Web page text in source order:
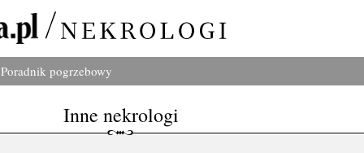
Poradnik pogrzebowy
Inne nekrologi